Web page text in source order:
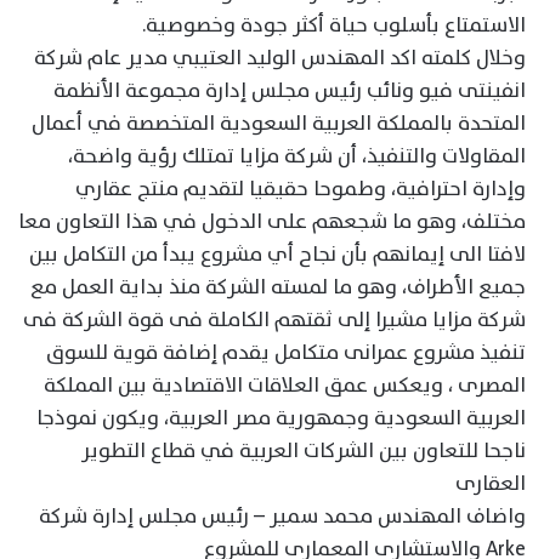
الاستمتاع بأسلوب حياة أكثر جودة وخصوصية.
وخلال كلمته اكد المهندس الوليد العتيبي مدير عام شركة
انفينتى فيو ونائب رئيس مجلس إدارة مجموعة الأنظمة
المتحدة بالمملكة العربية السعودية المتخصصة في أعمال
المقاولات والتنفيذ، أن شركة مزايا تمتلك رؤية واضحة،
وإدارة احترافية، وطموحا حقيقيا لتقديم منتج عقاري
مختلف، وهو ما شجعهم على الدخول في هذا التعاون معا
لافتا الى إيمانهم بأن نجاح أي مشروع يبدأ من التكامل بين
جميع الأطراف، وهو ما لمسته الشركة منذ بداية العمل مع
شركة مزايا مشيرا إلى ثقتهم الكاملة فى قوة الشركة فى
تنفيذ مشروع عمرانى متكامل يقدم إضافة قوية للسوق
المصرى ، ويعكس عمق العلاقات الاقتصادية بين المملكة
العربية السعودية وجمهورية مصر العربية، ويكون نموذجا
ناجحا للتعاون بين الشركات العربية في قطاع التطوير
العقارى
واضاف المهندس محمد سمير – رئيس مجلس إدارة شركة
Arke والاستشارى المعمارى للمشروع